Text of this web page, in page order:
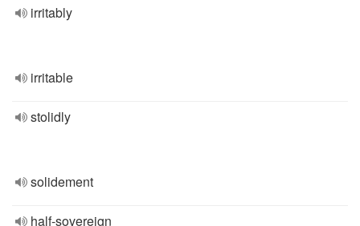
irritably
irritable
stolidly
solidement
half-sovereign